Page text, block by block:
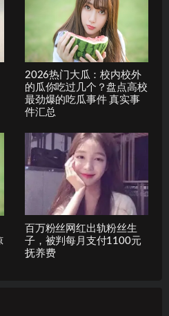
2026热门大瓜：校内校外
的瓜你吃过几个？盘点高校
最劲爆的吃瓜事件 真实事
件汇总
百万粉丝网红出轨粉丝生
子，被判每月支付1100元
抚养费